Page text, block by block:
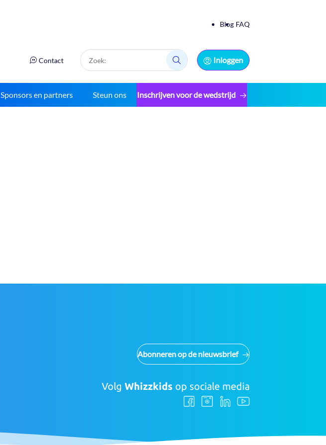
Blog FAQ
Contact
Zoek:
Zoek:
Inloggen
Sponsors en partners Steun ons Inschrijven voor de wedstrijd
Abonneren op de nieuwsbrief
VolgWhizzkids op sociale media
Volg
ons
Volg
ons
Volg Volg